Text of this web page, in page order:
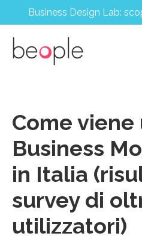
Business Design Lab:
Come
Business
in Italia
survey di
utilizzatori)